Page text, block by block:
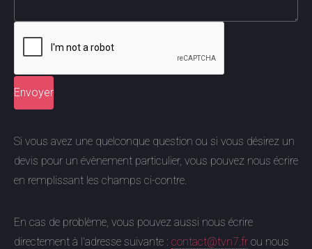
Si vous avez une quelconque question ou si vous désirez un
devis pour un évènement particulier, vous pouvez nous écrire
en remplissant les champs ci-contre.
En cas de problème, vous pouvez aussi nous écrire
directement à l'adresse suivante : contact@tvn7.fr ou nous